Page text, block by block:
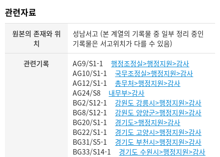
관련자료
원본의 존재와 위
치
성남서고 (본 계열의 기록물 중 일부 정리 중인
기록물은 서고위치가 다를 수 있음)
관련기록 AG9/S1-1
행정조정실>행정지원>감사
AG10/S1-1
국무조정실>행정지원>감사
AG12/S1-1
총무처>행정지원>감사
AG24/S8
내무부>감사
BG2/S12-1
강원도 강릉시>행정지원>감사
BG8/S12-1
강원도 양양군>행정지원>감사
BG20/S1-1
경기도>행정지원>감사
BG22/S1-1
경기도 고양시>행정지원>감사
BG31/S5-1
경기도 부천시>행정지원>감사
BG33/S14-1
경기도 수원시>행정지원>감사